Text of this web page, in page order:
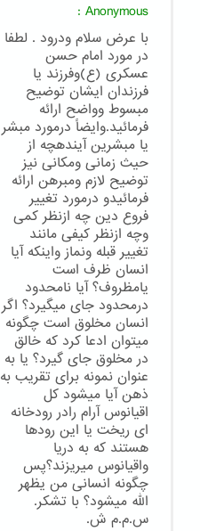
Anonymous
:
با عرض سلام ودرود . لطفا
در مورد امام حسن
عسکری (ع)وفرزند یا
فرزندان ایشان توضیح
مبسوط وواضح ارائه
فرمائید.وایضاً درمورد مبشر
یا مبشرین آیندهچه از
حیث زمانی ومکانی نیز
توضیح لازم ومبرهن ارائه
فرمائیدو درمورد تغییر
فروع دین چه ازنظر کمی
وچه ازنظر کیفی مانند
تغییر قبله ونماز واینکه آیا
انسان ظرف است
یامظروف؟ آیا نامحدود
درمحدود جای میگیرد؟ اگر
انسان مخلوق است چگونه
میتوان ادعا کرد که خالق
در مخلوق جای گیرد؟ یا به
عنوان نمونه برای تقریب به
ذهن آیا میشود کل
اقیانوس آرام رادر رودخانه
ای ریخت یا این رودها
هستند که به دریا
واقیانوس میریزند؟پس
چگونه انسانی من یظهر
الله میشود؟ با تشکر.
س.م.م ش.